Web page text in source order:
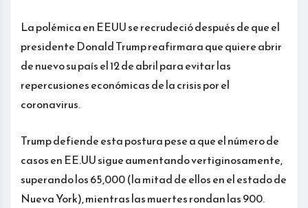
La polémica en EEUU se recrudeció después de que el
presidente Donald Trump reafirmara que quiere abrir
de nuevo su país el 12 de abril para evitar las
repercusiones económicas de la crisis por el
coronavirus.
Trump defiende esta postura pese a que el número de
casos en EE.UU sigue aumentando vertiginosamente,
superando los 65,000 (la mitad de ellos en el estado de
Nueva York), mientras las muertes rondan las 900.